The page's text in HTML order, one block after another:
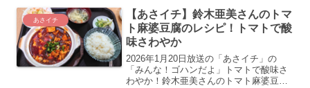
あさイチ
【あさイチ】鈴木亜美さんのトマ
ト麻婆豆腐のレシピ！トマトで酸
味さわやか
2026年1月20日放送の「あさイチ」の
「みんな！ゴハンだよ」トマトで酸味さ
わやか！鈴木亜美さんのトマト麻婆豆腐